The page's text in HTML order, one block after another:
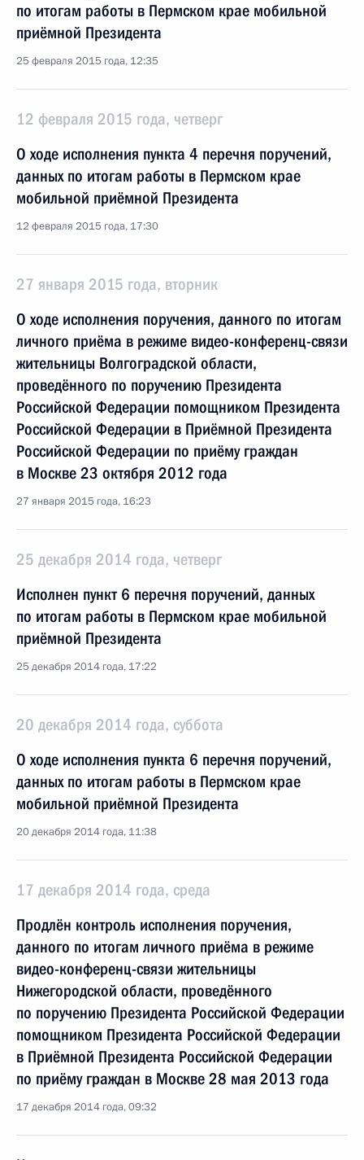
по итогам работы в Пермском крае мобильной
приёмной Президента
25 февраля 2015 года, 12:35
12 февраля 2015 года, четверг
О ходе исполнения пункта 4 перечня поручений,
данных по итогам работы в Пермском крае
мобильной приёмной Президента
12 февраля 2015 года, 17:30
27 января 2015 года, вторник
О ходе исполнения поручения, данного по итогам
личного приёма в режиме видео-конференц-связи
жительницы Волгоградской области,
проведённого по поручению Президента
Российской Федерации помощником Президента
Российской Федерации в Приёмной Президента
Российской Федерации по приёму граждан
в Москве 23 октября 2012 года
27 января 2015 года, 16:23
25 декабря 2014 года, четверг
Исполнен пункт 6 перечня поручений, данных
по итогам работы в Пермском крае мобильной
приёмной Президента
25 декабря 2014 года, 17:22
20 декабря 2014 года, суббота
О ходе исполнения пункта 6 перечня поручений,
данных по итогам работы в Пермском крае
мобильной приёмной Президента
20 декабря 2014 года, 11:38
17 декабря 2014 года, среда
Продлён контроль исполнения поручения,
данного по итогам личного приёма в режиме
видео-конференц-связи жительницы
Нижегородской области, проведённого
по поручению Президента Российской Федерации
помощником Президента Российской Федерации
в Приёмной Президента Российской Федерации
по приёму граждан в Москве 28 мая 2013 года
17 декабря 2014 года, 09:32